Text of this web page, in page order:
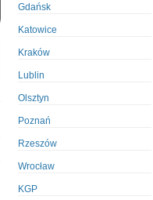
Gdańsk
Katowice
Kraków
Lublin
Olsztyn
Poznań
Rzeszów
Wrocław
KGP